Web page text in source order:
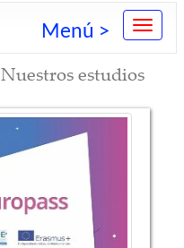
Menú >
Nuestros estudios